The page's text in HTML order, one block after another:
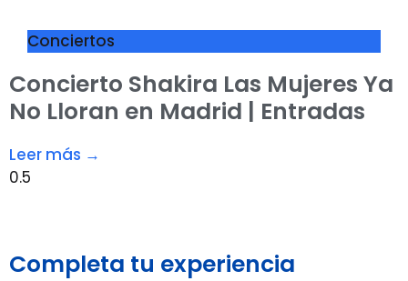
Conciertos
Concierto Shakira Las Mujeres Ya
No Lloran en Madrid | Entradas
Leer más →
Completa tu experiencia